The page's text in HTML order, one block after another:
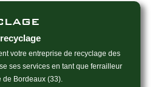
votre entreprise de recyclage des
ses services en tant que ferrailleur
de Bordeaux (33).